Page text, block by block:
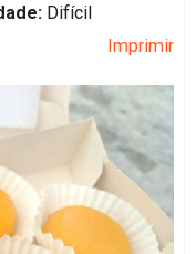
Difícil
Imprimir